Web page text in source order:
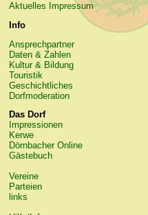
Aktuelles Impressum
Info
Ansprechpartner
Daten & Zahlen
Kultur & Bildung
Touristik
Geschichtliches
Dorfmoderation
Das Dorf
Impressionen
Kerwe
Dörnbacher Online
Gästebuch
Vereine
Parteien
links